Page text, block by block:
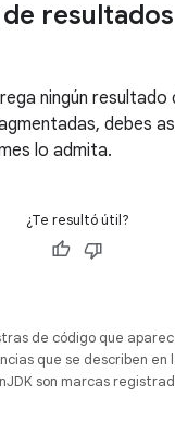
ningún resultado
debes
lo admita.
¿Te resultó útil?
de código que
que se describen en
son marcas